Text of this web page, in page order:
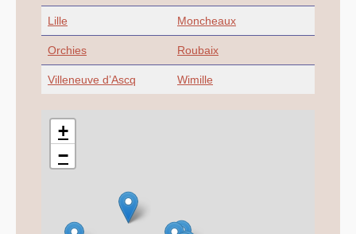
Lille Moncheaux
Orchies Roubaix
Villeneuve d’Ascq Wimille
+
−